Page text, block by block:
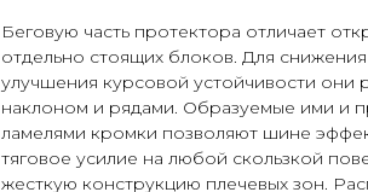
Беговую часть протектора отличает
отдельно стоящих блоков. Для
улучшения курсовой устойчивости
наклоном и рядами. Образуемые ими и
ламелями кромки позволяют шине
тяговое усилие на любой скользкой
жесткую конструкцию плечевых зон.